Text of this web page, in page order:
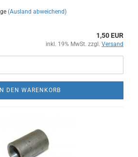
(Ausland abweichend)
1,50 EUR
inkl. 19% MwSt. zzgl. Versand
IN DEN WARENKORB